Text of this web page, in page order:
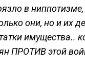
в
они, но и их
имущества..
ПРОТИВ этой